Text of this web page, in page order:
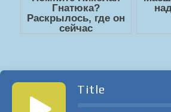
Title